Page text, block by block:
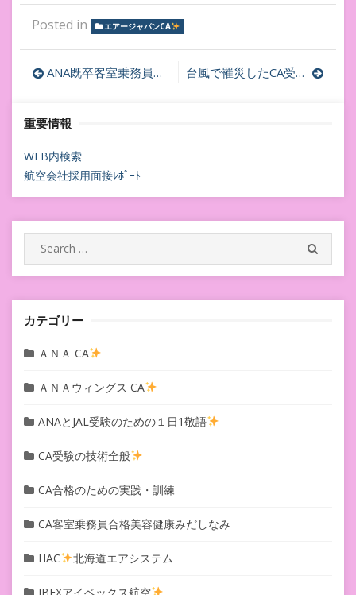
Posted in エアージャパンCA
投
稿
ナ
ビ
ゲ
ー
シ
ョ
ン
ANA既卒客室乗務員内定者&JAL既卒客室乗務員内定者ーどんな人が内定者？質問会 台風で罹災したCA受験生に無料でライン相談や特別相談を行います✈︎
重要情報
WEB内検索
航空会社採用面接ﾚﾎﾟｰﾄ
Search
for:
カテゴリー
ＡＮＡ CA
ＡＮＡウィングス CA
ANAとJAL受験のための１日1敬語
CA受験の技術全般
CA合格のための実践・訓練
CA客室乗務員合格美容健康みだしなみ
HAC 北海道エアシステム